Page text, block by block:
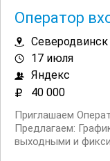
Оператор
Северодвинск
17 июля
Яндекс
40 000
Приглашаем
Предлагаем:
выходными и